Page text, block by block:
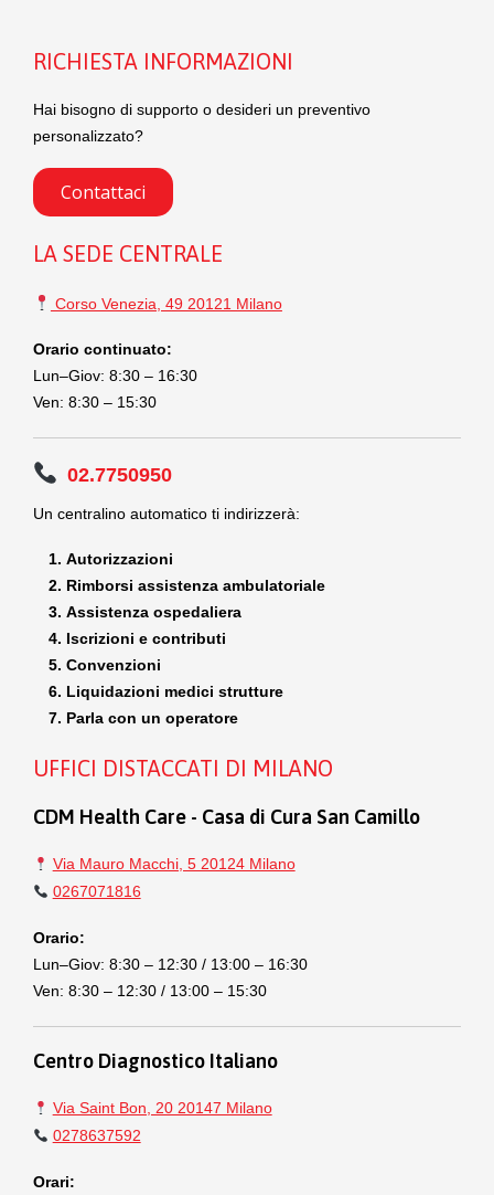
RICHIESTA INFORMAZIONI
Hai bisogno di supporto o desideri un preventivo
personalizzato?
Contattaci
LA SEDE CENTRALE
Corso Venezia, 49 20121 Milano
Orario continuato:
Lun–Giov: 8:30 – 16:30
Ven: 8:30 – 15:30
02.7750950
Un centralino automatico ti indirizzerà:
Autorizzazioni
Rimborsi assistenza ambulatoriale
Assistenza ospedaliera
Iscrizioni e contributi
Convenzioni
Liquidazioni medici strutture
Parla con un operatore
UFFICI DISTACCATI DI MILANO
CDM Health Care - Casa di Cura San Camillo
Via Mauro Macchi, 5 20124 Milano
0267071816
Orario:
Lun–Giov: 8:30 – 12:30 / 13:00 – 16:30
Ven: 8:30 – 12:30 / 13:00 – 15:30
Centro Diagnostico Italiano
Via Saint Bon, 20 20147 Milano
0278637592
Orari: